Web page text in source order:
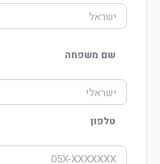
שם משפחה
טלפון